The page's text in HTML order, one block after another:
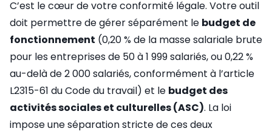
C’est le cœur de votre conformité légale. Votre outil
doit permettre de gérer séparément le budget de
fonctionnement (0,20 % de la masse salariale brute
pour les entreprises de 50 à 1 999 salariés, ou 0,22 %
au-delà de 2 000 salariés, conformément à l’article
L2315-61 du Code du travail) et le budget des
activités sociales et culturelles (ASC). La loi
impose une séparation stricte de ces deux